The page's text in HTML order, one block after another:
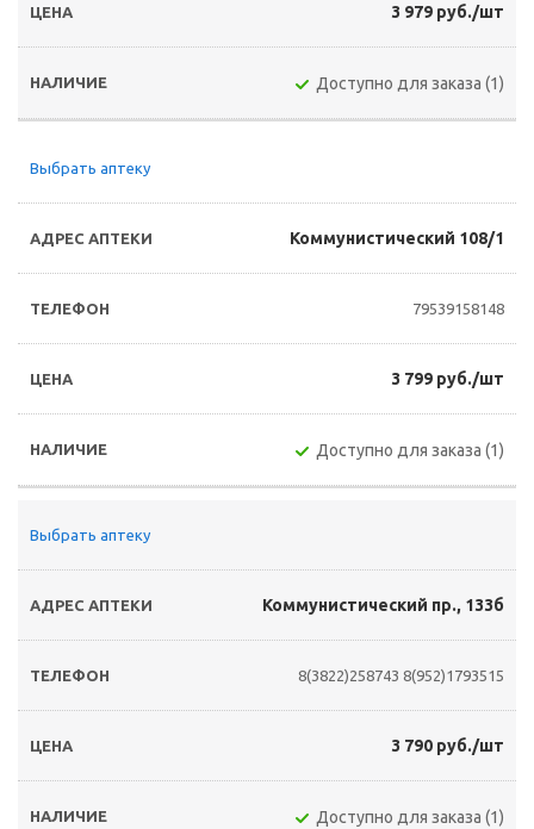
3 979 руб./шт
Доступно для заказа (1)
Выбрать аптеку
Коммунистический 108/1
79539158148
3 799 руб./шт
Доступно для заказа (1)
Выбрать аптеку
Коммунистический пр., 133б
8(3822)258743 8(952)1793515
3 790 руб./шт
Доступно для заказа (1)